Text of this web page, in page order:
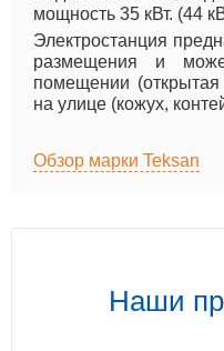
мощность 35 кВт. (44
Электростанция
размещения и
помещении (открытая
на улице (кожух,
Обзор марки Teksan
Наши